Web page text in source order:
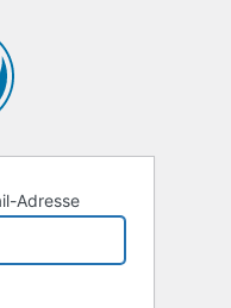
Adresse